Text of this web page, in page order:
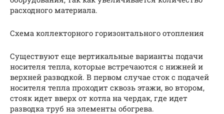
расходного материала.
Схема коллекторного горизонтального отопления
Существуют еще вертикальные варианты подачи
носителя тепла, которые встречаются с нижней и
верхней разводкой. В первом случае сток с подачей
носителя тепла проходит сквозь этажи, во втором,
стояк идет вверх от котла на чердак, где идет
разводка труб на элементы обогрева.